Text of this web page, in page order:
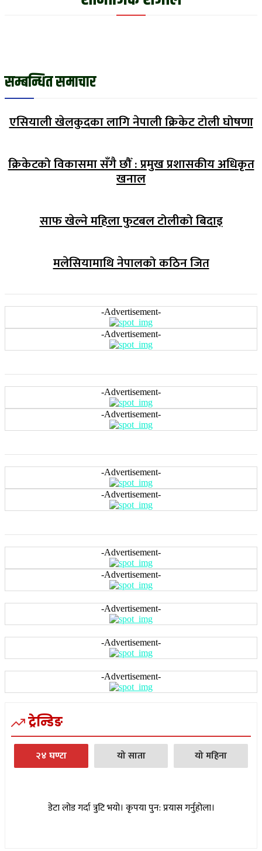
सम्बन्धित समाचार
एसियाली खेलकुदका लागि नेपाली क्रिकेट टोली घोषणा
क्रिकेटको विकासमा सँगै छौँ : प्रमुख प्रशासकीय अधिकृत
खनाल
साफ खेल्ने महिला फुटबल टोलीको बिदाइ
मलेसियामाथि नेपालको कठिन जित
-Advertisement-
-Advertisement-
-Advertisement-
-Advertisement-
-Advertisement-
-Advertisement-
-Advertisement-
-Advertisement-
-Advertisement-
-Advertisement-
-Advertisement-
ट्रेन्डिङ
२४ घण्टा यो साता यो महिना
डेटा लोड गर्दा त्रुटि भयो। कृपया पुन: प्रयास गर्नुहोला।